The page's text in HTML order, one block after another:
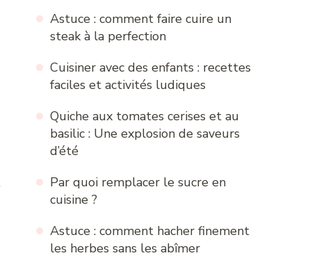
Astuce : comment faire cuire un
steak à la perfection
Cuisiner avec des enfants : recettes
faciles et activités ludiques
Quiche aux tomates cerises et au
basilic : Une explosion de saveurs
d’été
Par quoi remplacer le sucre en
cuisine ?
Astuce : comment hacher finement
les herbes sans les abîmer